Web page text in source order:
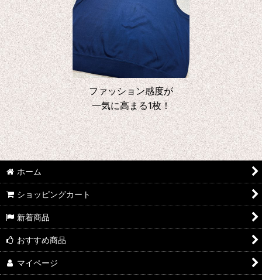
ファッション感度が
一気に高まる1枚！
ホーム
ショッピングカート
新着商品
おすすめ商品
マイページ